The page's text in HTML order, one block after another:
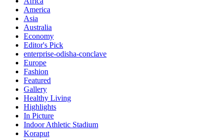
America
Asia
Australia
Economy
Editor's Pick
enterprise-odisha-conclave
Europe
Fashion
Featured
Gallery
Healthy Living
Highlights
In Picture
Indoor Athletic Stadium
Koraput